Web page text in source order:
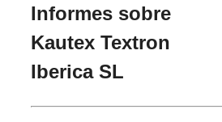
Informes sobre
Kautex Textron
Iberica SL